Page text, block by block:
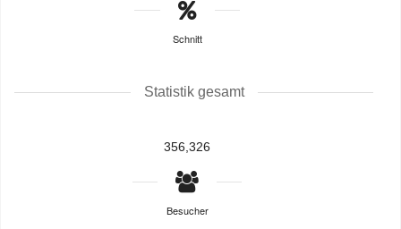
Schnitt
Statistik gesamt
356,326
Besucher